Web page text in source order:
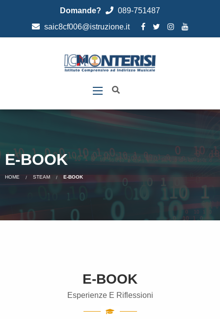
Domande?
089-751487
saic8cf006@istruzione.it
E-BOOK
HOME STEAM E-BOOK
E-BOOK
Esperienze E Riflessioni